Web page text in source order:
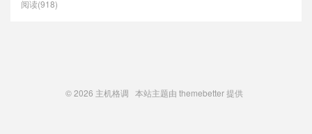
阅读(918)
© 2026 主机格调 本站主题由 themebetter提供